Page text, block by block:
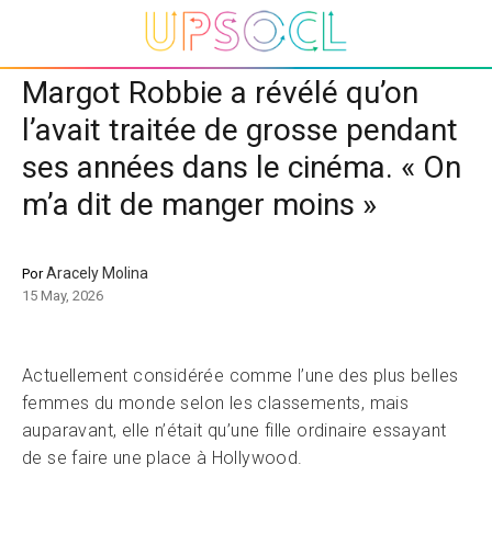
Margot Robbie a révélé qu’on
l’avait traitée de grosse pendant
ses années dans le cinéma. « On
m’a dit de manger moins »
PorAracely Molina
15 May, 2026
Actuellement considérée comme l’une des plus belles
femmes du monde selon les classements, mais
auparavant, elle n’était qu’une fille ordinaire essayant
de se faire une place à Hollywood.